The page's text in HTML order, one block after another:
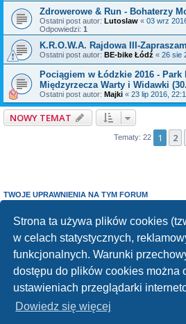
Strona ta używa plików cookies
w celach statystycznych,
funkcjonalnych. Warunki
dostępu do plików cookies można
ustawieniach przeglądarki
Dowiedz się więcej
Zdrowerowe & Run - Bohaterzy
Ostatni post autor: Lutoslaw « 03 wrz
Odpowiedzi: 1
K.R.O.W.A. Rajdowa III-
Ostatni post autor: BE-bike Łódź « 26 sie
Pociągiem w Łódzkie 2016 - Park
Międzyrzecza Warty i Widawki
Ostatni post autor: Majki « 23 lip 2016,
NOWY TEMAT
Tematy: 22 1 2
TWOJE UPRAWNIENIA NA TYM FORUM
Nie możesz odpowiadać w tematach
Nie możesz zmieniać swoich postów
Nie możeszusuwać swoich postów
dodawać załączników
Forum Bike Łódź - Forum Rowerowe Łódź - Forum Szosowe - Forum MTB Strona Główna
Linki partnerskie: strony www lodz Fotografia Analogowa